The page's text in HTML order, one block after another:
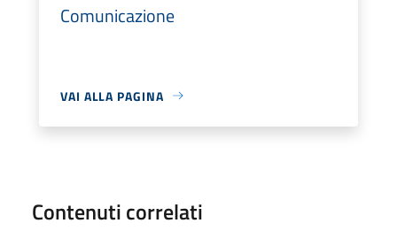
Comunicazione
VAI ALLA PAGINA
Contenuti correlati